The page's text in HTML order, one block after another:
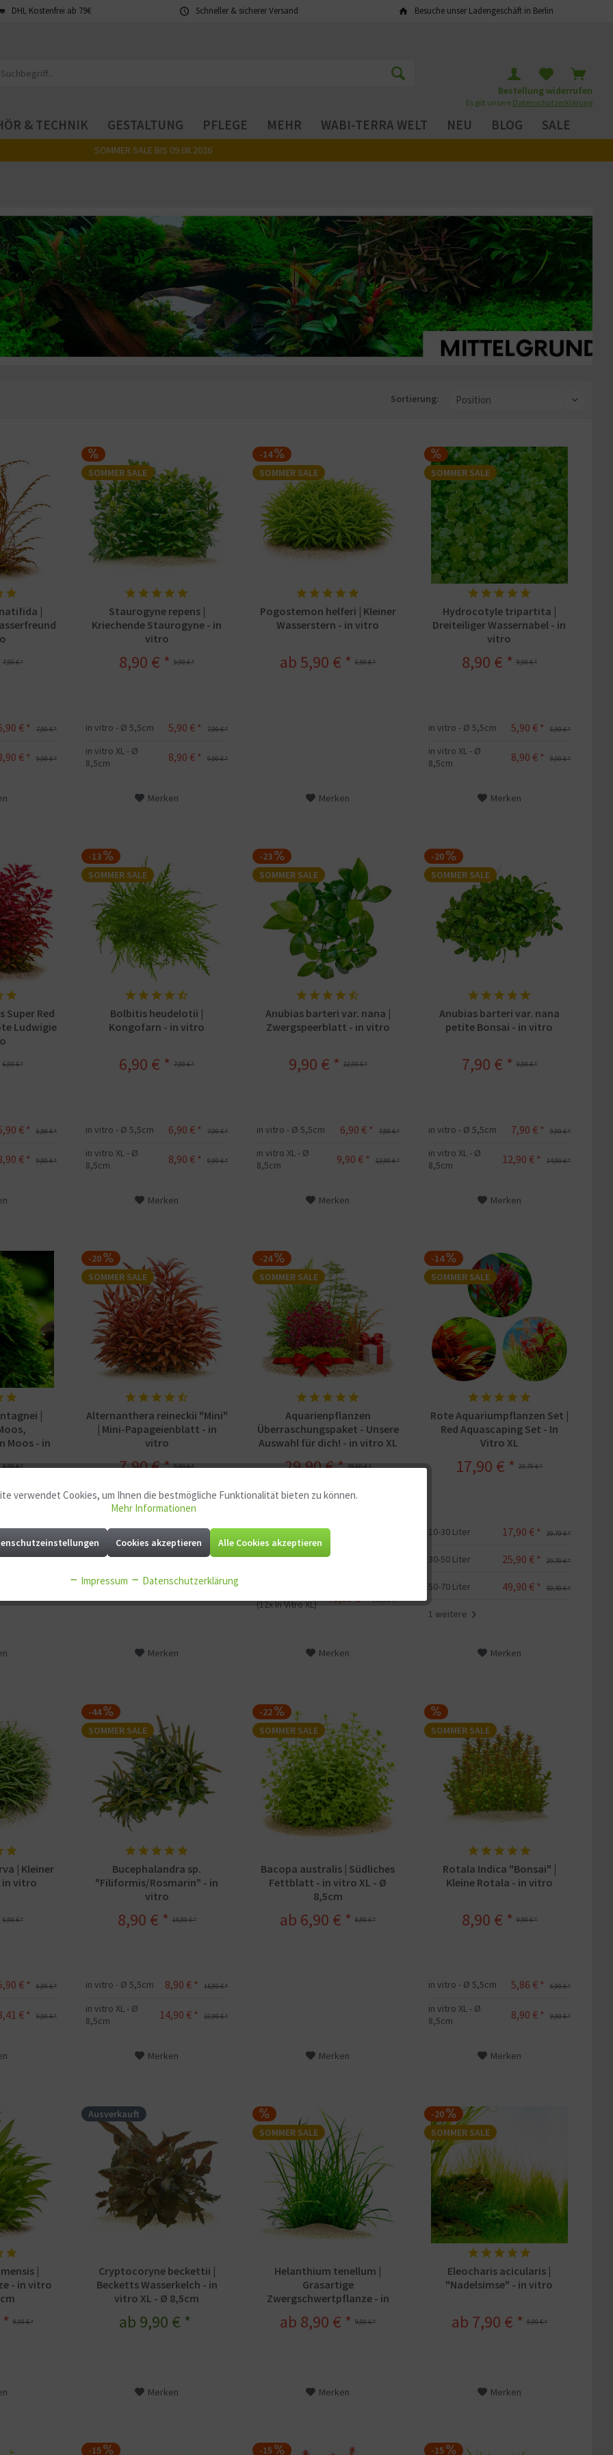
DHL Kostenfrei ab 79€ Schneller & sicherer Versand Besuche unser Ladengeschäft in Berlin
Bestellung widerrufen
Es gilt unsere Datenschutzerklärung
& TECHNIK GESTALTUNG PFLEGE MEHR WABI-TERRA WELT NEU BLOG SALE
SOMMER SALE BIS 09.08.2026
Sortierung:
|
7,90 € *
€ * 7,90 € *
€ * 9,90 € *
SOMMER SALE
Staurogyne repens |
Kriechende Staurogyne - in
vitro
8,90 € * 9,90 € *
in vitro - Ø 5,5cm 5,90 € * 7,90 € *
in vitro XL - Ø
8,5cm
8,90 € * 9,90 € *
Merken
-14
SOMMER SALE
Pogostemon helferi | Kleiner
Wasserstern - in vitro
6,90 € *
ab 5,90 € *
Merken
SOMMER SALE
Hydrocotyle tripartita |
Dreiteiliger Wassernabel - in
vitro
8,90 € * 9,90 € *
in vitro - Ø 5,5cm 5,90 € * 6,90 € *
in vitro XL - Ø
8,5cm
8,90 € * 9,90 € *
Merken
Super Red
Ludwigie
6,90 € *
€ * 6,90 € *
€ * 9,90 € *
-13
SOMMER SALE
Bolbitis heudelotii |
Kongofarn - in vitro
6,90 € * 7,90 € *
in vitro - Ø 5,5cm 6,90 € * 7,90 € *
in vitro XL - Ø
8,5cm
8,90 € * 9,90 € *
Merken
-23
SOMMER SALE
Anubias barteri var. nana |
Zwergspeerblatt - in vitro
9,90 € * 12,90 € *
in vitro - Ø 5,5cm 6,90 € * 7,90 € *
in vitro XL - Ø
8,5cm
9,90 € * 12,90 € *
Merken
-20
SOMMER SALE
Anubias barteri var. nana
petite Bonsai - in vitro
7,90 € * 9,90 € *
in vitro - Ø 5,5cm 7,90 € * 9,90 € *
in vitro XL - Ø
8,5cm
12,90 € * 14,90 € *
Merken
|
Moos - in
8,90 € *
€ *
€ *
-20
SOMMER SALE
Alternanthera reineckii "Mini"
| Mini-Papageienblatt - in
vitro
7,90 € * 9,90 € *
in vitro - Ø 5,5cm 4,90 € * 6,90 € *
in vitro XL - Ø
7,90 € *
Merken
-24
SOMMER SALE
Aquarienpflanzen
Überraschungspaket - Unsere
Auswahl für dich! - in vitro XL
29,90 € * 39,60 € *
20-40 Liter (4x In
Vitro XL)
50-70 Liter (8x In
(12x In Vitro XL)
79,90 € * 118,80 € *
Merken
-14
SOMMER SALE
Rote Aquariumpflanzen Set |
Red Aquascaping Set - In
Vitro XL
17,90 € * 20,70 € *
10-30 Liter 17,90 € * 20,70 € *
30-50 Liter 25,90 € * 29,70 € *
50-70 Liter 49,90 € * 59,40 € *
1 weitere
Merken
| Kleiner
in vitro
6,90 € *
€ * 6,90 € *
€ * 9,90 € *
-44
SOMMER SALE
Bucephalandra sp.
"Filiformis/Rosmarin" - in
vitro
8,90 € * 15,90 € *
in vitro - Ø 5,5cm 8,90 € * 15,90 € *
in vitro XL - Ø
8,5cm
14,90 € * 19,90 € *
Merken
-22
SOMMER SALE
Bacopa australis | Südliches
Fettblatt - in vitro XL - Ø
8,5cm
8,90 € *
ab 6,90 € *
Merken
SOMMER SALE
Rotala Indica "Bonsai" |
Kleine Rotala - in vitro
8,90 € * 9,90 € *
in vitro - Ø 5,5cm 5,86 € * 6,90 € *
in vitro XL - Ø
8,5cm
8,90 € * 9,90 € *
Merken
|
- in vitro
9,90 € *
Ausverkauft
Cryptocoryne beckettii |
Becketts Wasserkelch - in
vitro XL - Ø 8,5cm
ab 9,90 € *
Merken
SOMMER SALE
Helanthium tenellum |
Grasartige
Zwergschwertpflanze - in
9,90 € *
ab 8,90 € *
Merken
-20
SOMMER SALE
Eleocharis acicularis |
"Nadelsimse" - in vitro
9,90 € *
ab 7,90 € *
Merken
-15 -15 -15
Aktiv
verwendet Cookies, um Ihnen die bestmögliche Funktionalität bieten zu können.
Mehr Informationen
Cookies akzeptieren Alle Cookies akzeptieren
Impressum Datenschutzerklärung